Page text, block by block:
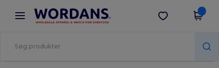
× Wordans-app
Bedre priser i appen!
Hent app